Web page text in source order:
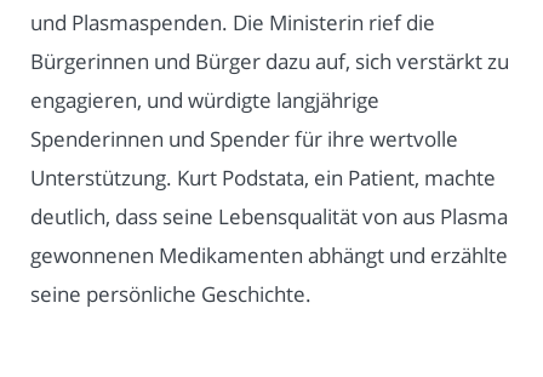
und Plasmaspenden. Die Ministerin rief die
Bürgerinnen und Bürger dazu auf, sich verstärkt zu
engagieren, und würdigte langjährige
Spenderinnen und Spender für ihre wertvolle
Unterstützung. Kurt Podstata, ein Patient, machte
deutlich, dass seine Lebensqualität von aus Plasma
gewonnenen Medikamenten abhängt und erzählte
seine persönliche Geschichte.